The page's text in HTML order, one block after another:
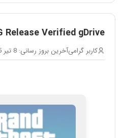
Release Verified gDrive
کاربر گرامیآخرین بروز رسانی: 8 تیر 1405